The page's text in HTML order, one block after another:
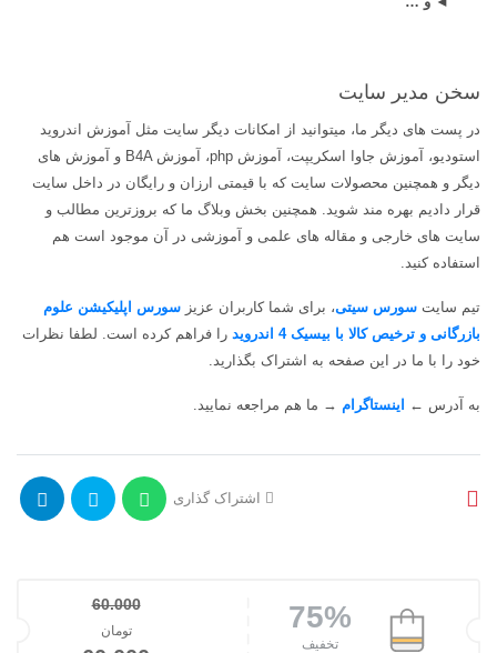
سخن مدیر سایت
در پست های دیگر ما، میتوانید از امکانات دیگر سایت مثل آموزش اندروید
استودیو، آموزش جاوا اسکریپت، آموزش php، آموزش B4A و آموزش های
دیگر و همچنین محصولات سایت که با قیمتی ارزان و رایگان در داخل سایت
قرار دادیم بهره مند شوید. همچنین بخش وبلاگ ما که بروزترین مطالب و
سایت های خارجی و مقاله های علمی و آموزشی در آن موجود است هم
استفاده کنید.
تیم سایت سورس سیتی، برای شما کاربران عزیز سورس اپلیکیشن علوم
بازرگانی و ترخیص کالا با بیسیک 4 اندروید
را فراهم کرده است. لطفا نظرات
خود را با ما در این صفحه به اشتراک بگذارید.
به آدرس → اینستاگرام ← ما هم مراجعه نمایید.
اشتراک گذاری
75%
تخفیف
60.000
قیمت اصلی:تومان